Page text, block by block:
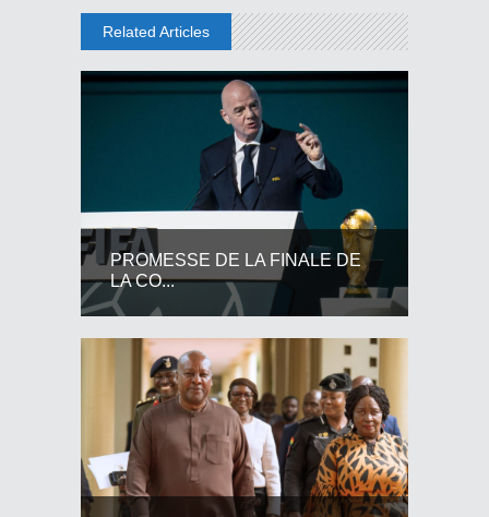
Related Articles
PROMESSE DE LA FINALE DE
LA CO...